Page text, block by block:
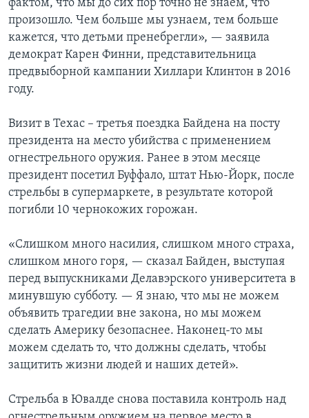
фактом, что мы до сих пор точно не знаем, что
произошло. Чем больше мы узнаем, тем больше
кажется, что детьми пренебрегли», — заявила
демократ Карен Финни, представительница
предвыборной кампании Хиллари Клинтон в 2016
году.
Визит в Техас – третья поездка Байдена на посту
президента на место убийства с применением
огнестрельного оружия. Ранее в этом месяце
президент посетил Буффало, штат Нью-Йорк, после
стрельбы в супермаркете, в результате которой
погибли 10 чернокожих горожан.
«Слишком много насилия, слишком много страха,
слишком много горя, — сказал Байден, выступая
перед выпускниками Делавэрского университета в
минувшую субботу. — Я знаю, что мы не можем
объявить трагедии вне закона, но мы можем
сделать Америку безопаснее. Наконец-то мы
можем сделать то, что должны сделать, чтобы
защитить жизни людей и наших детей».
Стрельба в Ювалде снова поставила контроль над